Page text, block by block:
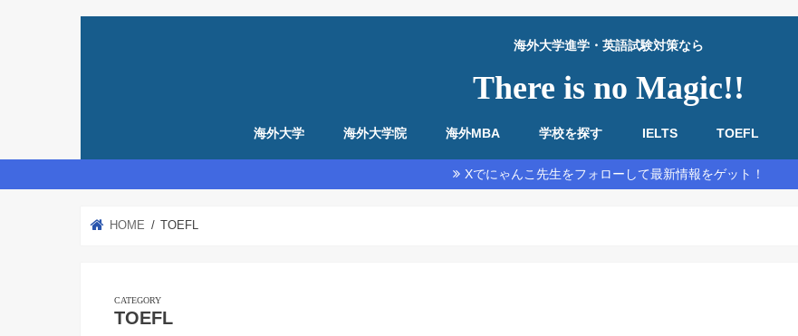
海外大学進学・英語試験対策なら
There is no Magic!!
海外大学 海外大学院 海外MBA 学校を探す IELTS
教材・基本情報
勉強法全般
リーディング
リスニング
スピーキング
ライティング
TOEFL
教材・基本情報
勉強法全般
リーディング
リスニング
スピーキング
ライティング
Xでにゃんこ先生をフォローして最新情報をゲット！
HOME TOEFL
TOEFL